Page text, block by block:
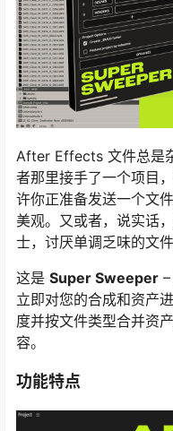
After Effects 文件总是
者那里接手了一个项目
许你正准备发送一个文
美观。又或者，说实话
士，讨厌单调乏味的文件
这是 Super Sweeper
立即对您的合成和资产
度并按文件类型合并资
容。
功能特点